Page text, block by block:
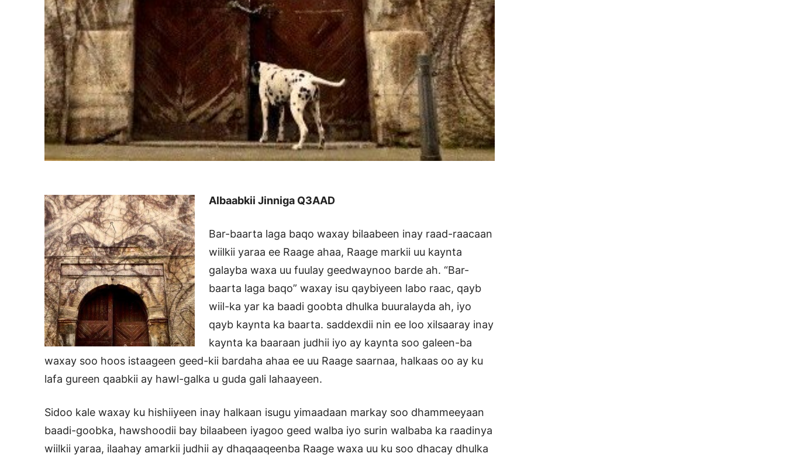
Albaabkii Jinniga Q3AAD
Bar-baarta laga baqo waxay bilaabeen inay raad-raacaan
wiilkii yaraa ee Raage ahaa, Raage markii uu kaynta
galayba waxa uu fuulay geedwaynoo barde ah. “Bar-
baarta laga baqo” waxay isu qaybiyeen labo raac, qayb
wiil-ka yar ka baadi goobta dhulka buuralayda ah, iyo
qayb kaynta ka baarta. saddexdii nin ee loo xilsaaray inay
kaynta ka baaraan judhii iyo ay kaynta soo galeen-ba
waxay soo hoos istaageen geed-kii bardaha ahaa ee uu Raage saarnaa, halkaas oo ay ku
lafa gureen qaabkii ay hawl-galka u guda gali lahaayeen.
Sidoo kale waxay ku hishiiyeen inay halkaan isugu yimaadaan markay soo dhammeeyaan
baadi-goobka, hawshoodii bay bilaabeen iyagoo geed walba iyo surin walbaba ka raadinya
wiilkii yaraa, ilaahay amarkii judhii ay dhaqaaqeenba Raage waxa uu ku soo dhacay dhulka